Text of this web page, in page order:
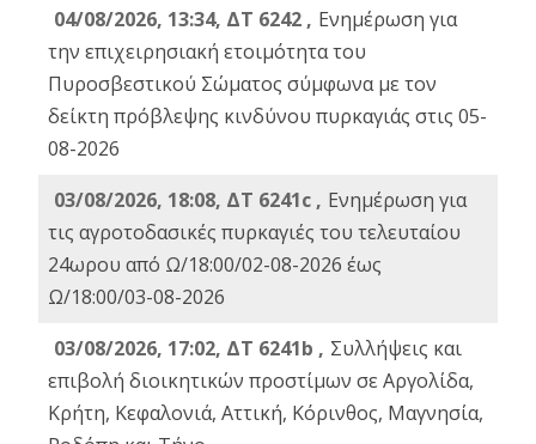
04/08/2026, 13:34, ΔΤ 6242 , Ενημέρωση για
την επιχειρησιακή ετοιμότητα του
Πυροσβεστικού Σώματος σύμφωνα με τον
δείκτη πρόβλεψης κινδύνου πυρκαγιάς στις 05-
08-2026
03/08/2026, 18:08, ΔΤ 6241c , Ενημέρωση για
τις αγροτοδασικές πυρκαγιές του τελευταίου
24ωρου από Ω/18:00/02-08-2026 έως
Ω/18:00/03-08-2026
03/08/2026, 17:02, ΔΤ 6241b , Συλλήψεις και
επιβολή διοικητικών προστίμων σε Αργολίδα,
Κρήτη, Κεφαλονιά, Αττική, Κόρινθος, Μαγνησία,